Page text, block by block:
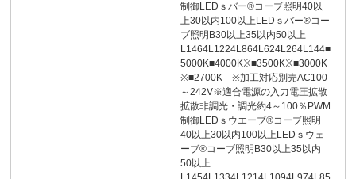
制御LEDｓバー®コーブ照明40以
上30以内100以上LEDｓバー®コー
ブ照明B30以上35以内50以上
L1464L1224L864L624L264L144■
5000K■4000K※■3500K※■3000K
※■2700K ※加工対応別売AC100
～242V※適合電源の入力電圧拡散
拡散非調光・調光約4～100％PWM
制御LEDｓウエーブ®コーブ照明
40以上30以内100以上LEDｓウェ
ーブ®コーブ照明B30以上35以内
50以上